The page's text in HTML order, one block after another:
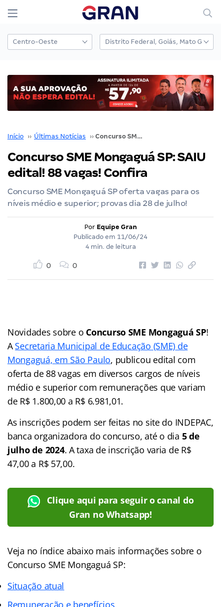
Início ›› Últimas Notícias ›› Concurso SME Mongaguá SP: SAIU edital! 88 vagas! Confira
Concurso SME Mongaguá SP: SAIU
edital! 88 vagas! Confira
Concurso SME Mongaguá SP oferta vagas para os
níveis médio e superior; provas dia 28 de julho!
Por Equipe Gran
Publicado em 11/06/24
4 min. de leitura
0 0
Novidades sobre o Concurso SME Mongaguá SP!
ASecretaria Municipal de Educação (SME) de
Mongaguá, em São Paulo, publicou edital com
oferta de 88 vagas em diversos cargos de níveis
médio e superior com remunerações que variam
de R$ 1.800,00 a R$ 6.981,01.
As inscrições podem ser feitas no site do INDEPAC,
banca organizadora do concurso, até o dia 5 de
julho de 2024. A taxa de inscrição varia de R$
47,00 a R$ 57,00.
Clique aqui para seguir o canal do
Gran no Whatsapp!
Veja no índice abaixo mais informações sobre o
Concurso SME Mongaguá SP:
Situação atual
Remuneração e benefícios